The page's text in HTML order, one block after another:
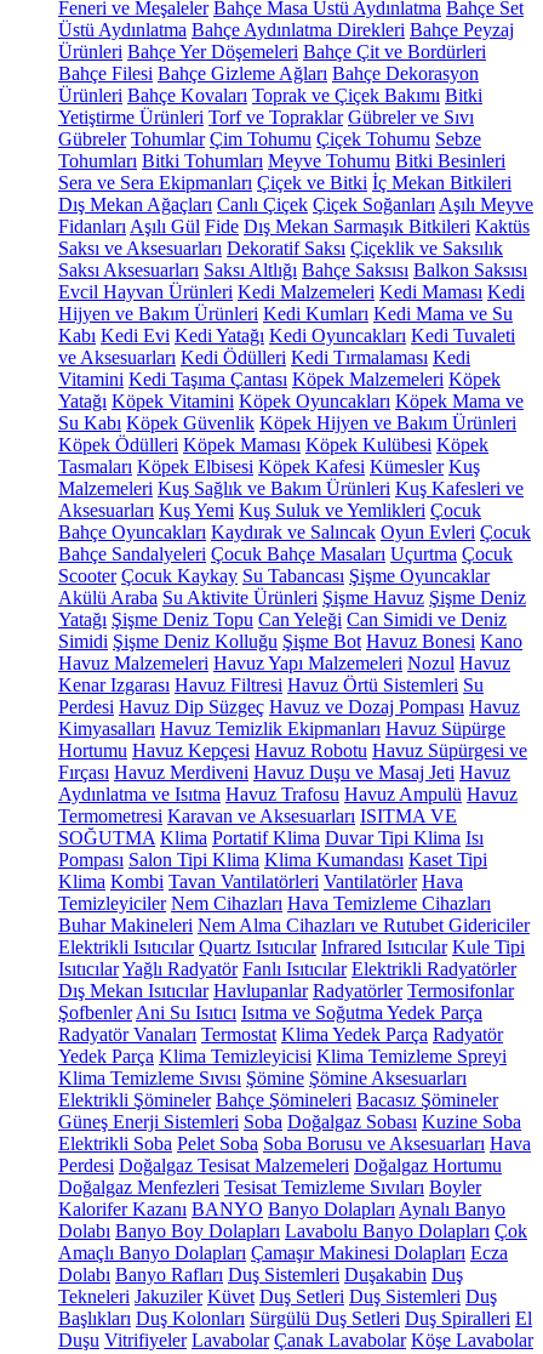
Feneri ve Meşaleler Bahçe Masa Üstü Aydınlatma Bahçe Set
Üstü Aydınlatma Bahçe Aydınlatma Direkleri Bahçe Peyzaj
Ürünleri Bahçe Yer Döşemeleri Bahçe Çit ve Bordürleri
Bahçe Filesi Bahçe Gizleme Ağları Bahçe Dekorasyon
Ürünleri Bahçe Kovaları Toprak ve Çiçek Bakımı Bitki
Yetiştirme Ürünleri Torf ve Topraklar Gübreler ve Sıvı
Gübreler Tohumlar Çim Tohumu Çiçek Tohumu Sebze
Tohumları Bitki Tohumları Meyve Tohumu Bitki Besinleri
Sera ve Sera Ekipmanları Çiçek ve Bitki İç Mekan Bitkileri
Dış Mekan Ağaçları Canlı Çiçek Çiçek Soğanları Aşılı Meyve
Fidanları Aşılı Gül Fide Dış Mekan Sarmaşık Bitkileri Kaktüs
Saksı ve Aksesuarları Dekoratif Saksı Çiçeklik ve Saksılık
Saksı Aksesuarları Saksı Altlığı Bahçe Saksısı Balkon Saksısı
Evcil Hayvan Ürünleri Kedi Malzemeleri Kedi Maması Kedi
Hijyen ve Bakım Ürünleri Kedi Kumları Kedi Mama ve Su
Kabı Kedi Evi Kedi Yatağı Kedi Oyuncakları Kedi Tuvaleti
ve Aksesuarları Kedi Ödülleri Kedi Tırmalaması Kedi
Vitamini Kedi Taşıma Çantası Köpek Malzemeleri Köpek
Yatağı Köpek Vitamini Köpek Oyuncakları Köpek Mama ve
Su Kabı Köpek Güvenlik Köpek Hijyen ve Bakım Ürünleri
Köpek Ödülleri Köpek Maması Köpek Kulübesi Köpek
Tasmaları Köpek Elbisesi Köpek Kafesi Kümesler Kuş
Malzemeleri Kuş Sağlık ve Bakım Ürünleri Kuş Kafesleri ve
Aksesuarları Kuş Yemi Kuş Suluk ve Yemlikleri Çocuk
Bahçe Oyuncakları Kaydırak ve Salıncak Oyun Evleri Çocuk
Bahçe Sandalyeleri Çocuk Bahçe Masaları Uçurtma Çocuk
Scooter Çocuk Kaykay Su Tabancası Şişme Oyuncaklar
Akülü Araba Su Aktivite Ürünleri Şişme Havuz Şişme Deniz
Yatağı Şişme Deniz Topu Can Yeleği Can Simidi ve Deniz
Simidi Şişme Deniz Kolluğu Şişme Bot Havuz Bonesi Kano
Havuz Malzemeleri Havuz Yapı Malzemeleri Nozul Havuz
Kenar Izgarası Havuz Filtresi Havuz Örtü Sistemleri Su
Perdesi Havuz Dip Süzgeç Havuz ve Dozaj Pompası Havuz
Kimyasalları Havuz Temizlik Ekipmanları Havuz Süpürge
Hortumu Havuz Kepçesi Havuz Robotu Havuz Süpürgesi ve
Fırçası Havuz Merdiveni Havuz Duşu ve Masaj Jeti Havuz
Aydınlatma ve Isıtma Havuz Trafosu Havuz Ampulü Havuz
Termometresi Karavan ve Aksesuarları ISITMA VE
SOĞUTMA Klima Portatif Klima Duvar Tipi Klima Isı
Pompası Salon Tipi Klima Klima Kumandası Kaset Tipi
Klima Kombi Tavan Vantilatörleri Vantilatörler Hava
Temizleyiciler Nem Cihazları Hava Temizleme Cihazları
Buhar Makineleri Nem Alma Cihazları ve Rutubet Gidericiler
Elektrikli Isıtıcılar Quartz Isıtıcılar Infrared Isıtıcılar Kule Tipi
IsıtıcılarYağlı Radyatör Fanlı Isıtıcılar Elektrikli Radyatörler
Dış Mekan Isıtıcılar Havlupanlar Radyatörler Termosifonlar
Şofbenler Ani Su Isıtıcı Isıtma ve Soğutma Yedek Parça
Radyatör Vanaları Termostat Klima Yedek Parça Radyatör
Yedek Parça Klima Temizleyicisi Klima Temizleme Spreyi
Klima Temizleme Sıvısı Şömine Şömine Aksesuarları
Elektrikli Şömineler Bahçe Şömineleri Bacasız Şömineler
Güneş Enerji Sistemleri Soba Doğalgaz Sobası Kuzine Soba
Elektrikli Soba Pelet Soba Soba Borusu ve Aksesuarları Hava
Perdesi Doğalgaz Tesisat Malzemeleri Doğalgaz Hortumu
Doğalgaz Menfezleri Tesisat Temizleme Sıvıları Boyler
Kalorifer Kazanı BANYO Banyo Dolapları Aynalı Banyo
Dolabı Banyo Boy Dolapları Lavabolu Banyo Dolapları Çok
Amaçlı Banyo Dolapları Çamaşır Makinesi Dolapları Ecza
Dolabı Banyo Rafları Duş Sistemleri Duşakabin Duş
Tekneleri Jakuziler Küvet Duş Setleri Duş Sistemleri Duş
Başlıkları Duş Kolonları Sürgülü Duş Setleri Duş Spiralleri El
Duşu Vitrifiyeler Lavabolar Çanak Lavabolar Köşe Lavabolar